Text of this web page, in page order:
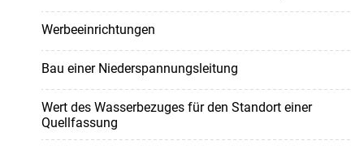
Werbeeinrichtungen
Bau einer Niederspannungsleitung
Wert des Wasserbezuges für den Standort einer
Quellfassung